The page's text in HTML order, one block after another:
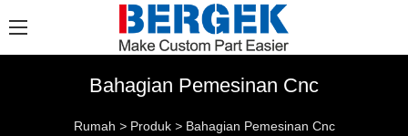
Bahagian Pemesinan Cnc
Rumah > Produk > Bahagian Pemesinan Cnc